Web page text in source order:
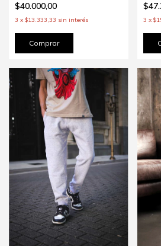
$40.000,00
3 x $13.333,33 sin interés
Comprar
3 x